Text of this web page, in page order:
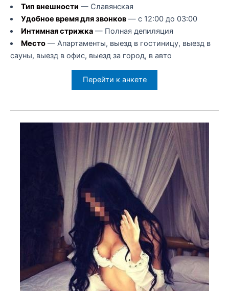
Тип внешности — Славянская
Удобное время для звонков— с 12:00 до 03:00
Интимная стрижка— Полная депиляция
Место— Апартаменты, выезд в гостиницу, выезд в
сауны, выезд в офис, выезд за город, в авто
Перейти к анкете